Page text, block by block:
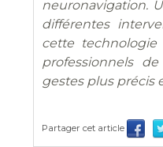
neuronavigation.
différentes
cette
professionnels
gestes plus précis
Partager cet article